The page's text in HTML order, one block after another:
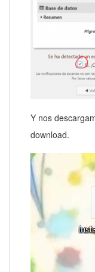
Y nos
download.